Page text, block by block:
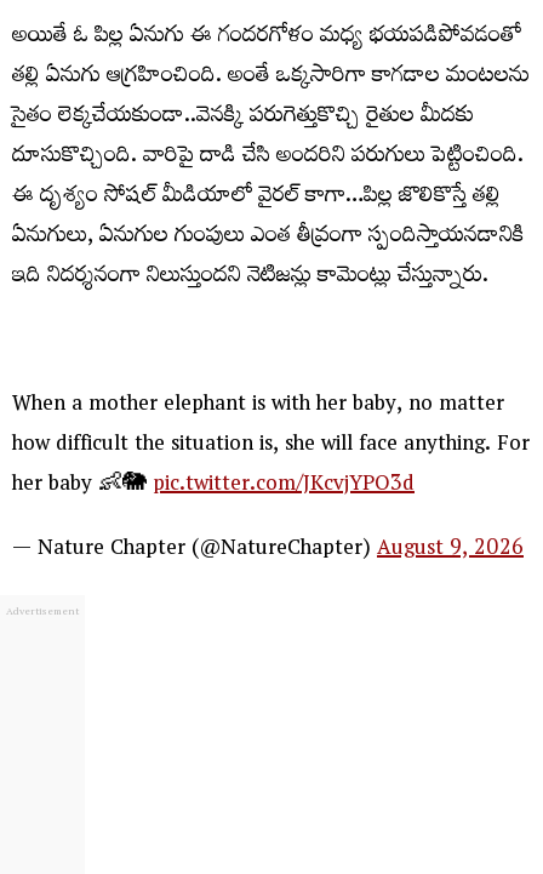
అయితే ఓ పిల్ల ఏనుగు ఈ గందరగోళం మధ్య భయపడిపోవడంతో
తల్లి ఏనుగు ఆగ్రహించింది. అంతే ఒక్కసారిగా కాగడాల మంటలను
సైతం లెక్కచేయకుండా..వెనక్కి పరుగెత్తుకొచ్చి రైతుల మీదకు
దూసుకొచ్చింది. వారిపై దాడి చేసి అందరిని పరుగులు పెట్టించింది.
ఈ దృశ్యం సోషల్ మీడియాలో వైరల్ కాగా…పిల్ల జొలికొస్తే తల్లి
ఏనుగులు, ఏనుగుల గుంపులు ఎంత తీవ్రంగా స్పందిస్తాయనడానికి
ఇది నిదర్శనంగా నిలుస్తుందని నెటిజన్లు కామెంట్లు చేస్తున్నారు.
When a mother elephant is with her baby, no matter
how difficult the situation is, she will face anything. For
her baby 👶🐘pic.twitter.com/JKcvjYPO3d
— Nature Chapter (@NatureChapter)August 9, 2026